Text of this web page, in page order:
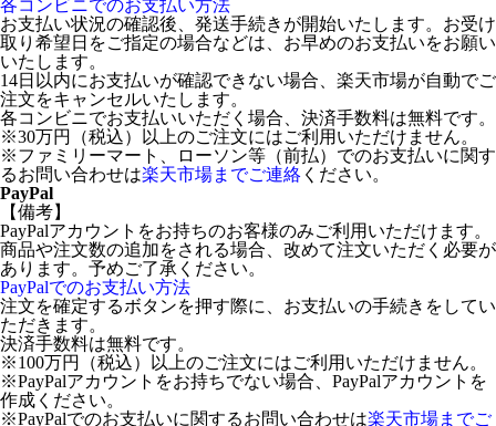
各コンビニでのお支払い方法
お支払い状況の確認後、発送手続きが開始いたします。お受け
取り希望日をご指定の場合などは、お早めのお支払いをお願い
いたします。
14日以内にお支払いが確認できない場合、楽天市場が自動でご
注文をキャンセルいたします。
各コンビニでお支払いいただく場合、決済手数料は無料です。
※30万円（税込）以上のご注文にはご利用いただけません。
※ファミリーマート、ローソン等（前払）でのお支払いに関す
るお問い合わせは楽天市場までご連絡 ください。
PayPal
【備考】
PayPalアカウントをお持ちのお客様のみご利用いただけます。
商品や注文数の追加をされる場合、改めて注文いただく必要が
あります。予めご了承ください。
PayPalでのお支払い方法
注文を確定するボタンを押す際に、お支払いの手続きをしてい
ただきます。
決済手数料は無料です。
※100万円（税込）以上のご注文にはご利用いただけません。
※PayPalアカウントをお持ちでない場合、PayPalアカウントを
作成ください。
※PayPalでのお支払いに関するお問い合わせは楽天市場までご